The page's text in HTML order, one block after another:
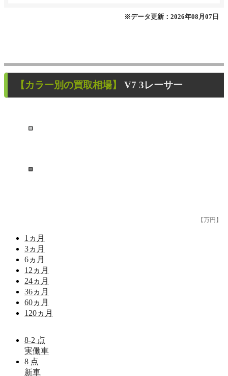
※データ更新：2026年08月07日
【カラー別の買取相場】 V7 3レーサー
■
■
【万円】
1 ヵ月
3ヵ月
6ヵ月
12 ヵ月
24ヵ月
36ヵ月
60ヵ月
120ヵ月
8-2 点
実働車
8 点
新車